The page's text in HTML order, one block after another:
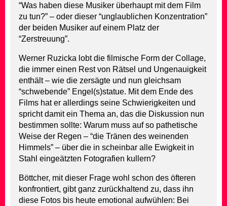
“Was haben diese Musiker überhaupt mit dem Film
zu tun?” – oder dieser “unglaublichen Konzentration”
der beiden Musiker auf einem Platz der
“Zerstreuung”.
Werner Ruzicka lobt die filmische Form der Collage,
die immer einen Rest von Rätsel und Ungenauigkeit
enthält – wie die zersägte und nun gleichsam
“schwebende” Engel(s)statue. Mit dem Ende des
Films hat er allerdings seine Schwierigkeiten und
spricht damit ein Thema an, das die Diskussion nun
bestimmen sollte: Warum muss auf so pathetische
Weise der Regen – “die Tränen des weinenden
Himmels” – über die in scheinbar alle Ewigkeit in
Stahl eingeätzten Fotografien kullern?
Böttcher, mit dieser Frage wohl schon des öfteren
konfrontiert, gibt ganz zurückhaltend zu, dass ihn
diese Fotos bis heute emotional aufwühlen: Bei